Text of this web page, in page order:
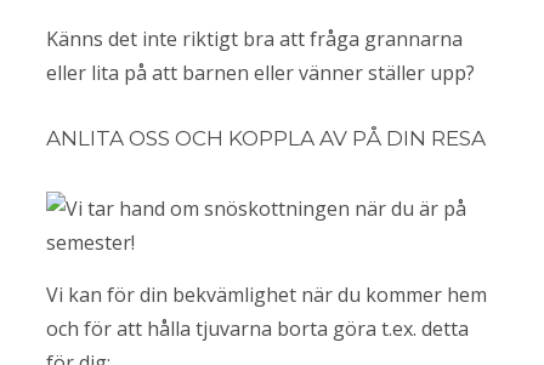
Känns det inte riktigt bra att fråga grannarna
eller lita på att barnen eller vänner ställer upp?
ANLITA OSS OCH KOPPLA AV PÅ DIN RESA
Vi kan för din bekvämlighet när du kommer hem
och för att hålla tjuvarna borta göra t.ex. detta